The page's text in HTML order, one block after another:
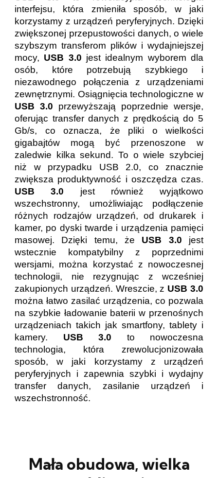
interfejsu, która zmieniła sposób, w jaki
korzystamy z urządzeń peryferyjnych. Dzięki
zwiększonej przepustowości danych, o wiele
szybszym transferom plików i wydajniejszej
mocy, USB 3.0 jest idealnym wyborem dla
osób, które potrzebują szybkiego i
niezawodnego połączenia z urządzeniami
zewnętrznymi. Osiągnięcia technologiczne w
USB 3.0 przewyższają poprzednie wersje,
oferując transfer danych z prędkością do 5
Gb/s, co oznacza, że pliki o wielkości
gigabajtów mogą być przenoszone w
zaledwie kilka sekund. To o wiele szybciej
niż w przypadku USB 2.0, co znacznie
zwiększa produktywność i oszczędza czas.
USB 3.0 jest również wyjątkowo
wszechstronny, umożliwiając podłączenie
różnych rodzajów urządzeń, od drukarek i
kamer, po dyski twarde i urządzenia pamięci
masowej. Dzięki temu, że USB 3.0 jest
wstecznie kompatybilny z poprzednimi
wersjami, można korzystać z nowoczesnej
technologii, nie rezygnując z wcześniej
zakupionych urządzeń. Wreszcie, z USB 3.0
można łatwo zasilać urządzenia, co pozwala
na szybkie ładowanie baterii w przenośnych
urządzeniach takich jak smartfony, tablety i
kamery. USB 3.0 to nowoczesna
technologia, która zrewolucjonizowała
sposób, w jaki korzystamy z urządzeń
peryferyjnych i zapewnia szybki i wydajny
transfer danych, zasilanie urządzeń i
wszechstronność.
Mała obudowa, wielka